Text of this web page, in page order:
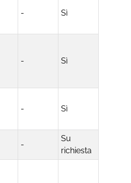
- Sì
- Sì
- Sì
-
Su
richiesta